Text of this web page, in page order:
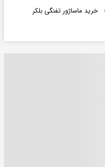
خرید ماساژور تفنگی بلکر